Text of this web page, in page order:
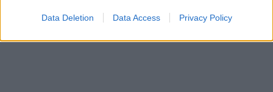
Data Deletion Data Access Privacy Policy